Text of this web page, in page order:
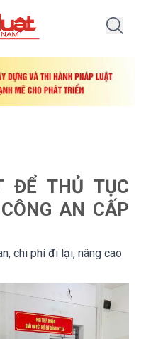
ĐỂ THỦ TỤC
AN CẤP
chi phí đi lại, nâng cao